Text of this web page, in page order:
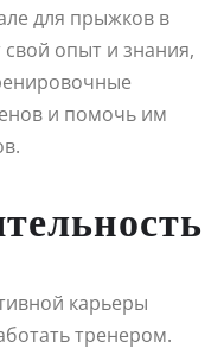
для прыжков в
опыт и знания,
и помочь им
карьеры
тренером.